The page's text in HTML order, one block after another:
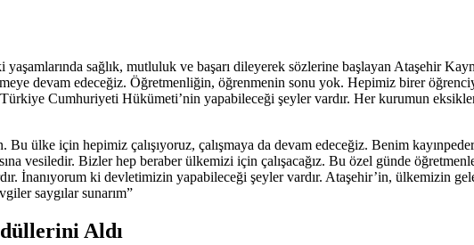
yaşamlarında sağlık, mutluluk ve başarı dileyerek sözlerine başlayan Ataşehir
devam edeceğiz. Öğretmenliğin, öğrenmenin sonu yok. Hepimiz birer
Cumhuriyeti Hükümeti’nin yapabileceği şeyler vardır. Her kurumun
ülke için hepimiz çalışıyoruz, çalışmaya da devam edeceğiz. Benim
vesiledir. Bizler hep beraber ülkemizi için çalışacağız. Bu özel günde
İnanıyorum ki devletimizin yapabileceği şeyler vardır. Ataşehir’in, ülkemizin
saygılar sunarım”
Aldı